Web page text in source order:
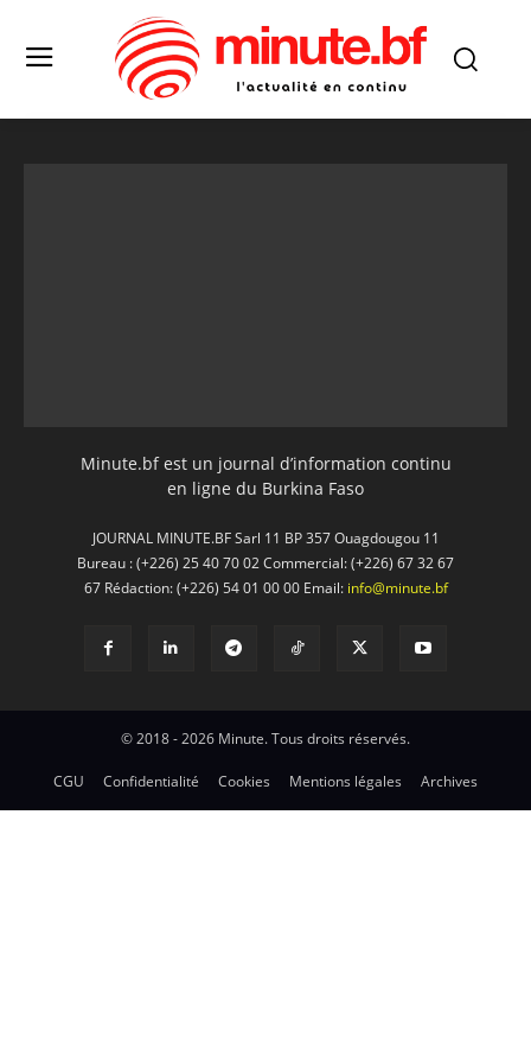
Minute.bf est un journal d’information continu
en ligne du Burkina Faso
JOURNAL MINUTE.BF Sarl 11 BP 357 Ouagdougou 11
Bureau : (+226) 25 40 70 02 Commercial: (+226) 67 32 67
67 Rédaction: (+226) 54 01 00 00 Email: info@minute.bf
© 2018 - 2026 Minute. Tous droits réservés.
CGU Confidentialité Cookies Mentions légales Archives